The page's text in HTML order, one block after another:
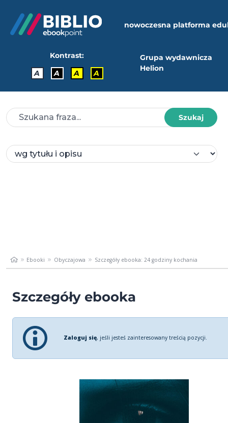
nowoczesna platforma
Kontrast:
A
A A A
Grupa wydawnicza
Helion
Szukaj
Ebooki Obyczajowa Szczegóły ebooka: 24 godziny kochania
Szczegóły ebooka
Zaloguj się, jeśli jesteś zainteresowany treścią pozycji.